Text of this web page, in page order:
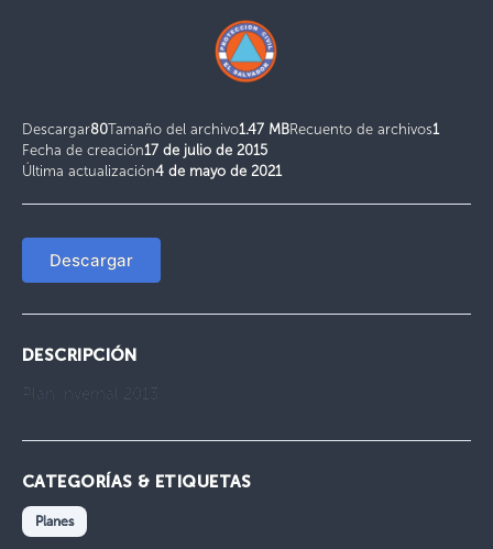
Descargar80Tamaño del archivo1.47 MBRecuento de archivos1
Fecha de creación17 de julio de 2015
Última actualización4 de mayo de 2021
Descargar
DESCRIPCIÓN
Plan Invernal 2013
CATEGORÍAS & ETIQUETAS
Planes